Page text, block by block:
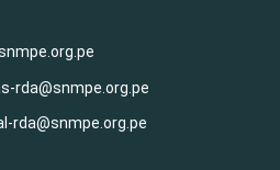
rda@snmpe.org.pe
rda@snmpe.org.pe